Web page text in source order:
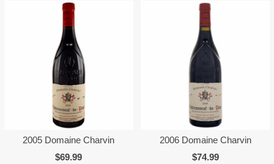
2005 Domaine Charvin
$69.99
2006 Domaine Charvin
$74.99